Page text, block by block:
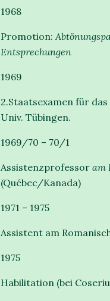
1968
Promotion:
Entsprechungen
1969
2.Staatsexamen für
Univ. Tübingen.
1969/70 – 70/1
Assistenzprofessor am
(Québec/Kanada)
1971 – 1975
Assistent am
1975
Habilitation (bei